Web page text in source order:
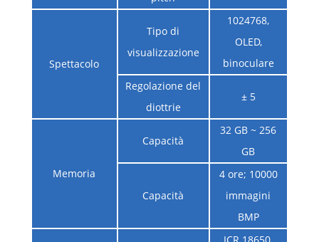
Spettacolo
Tipo di
visualizzazione
1024768,
OLED,
binoculare
Regolazione del
diottrie
± 5
Memoria
Capacità
32 GB ~ 256
GB
Capacità
4 ore; 10000
immagini
BMP
ICR 18650,